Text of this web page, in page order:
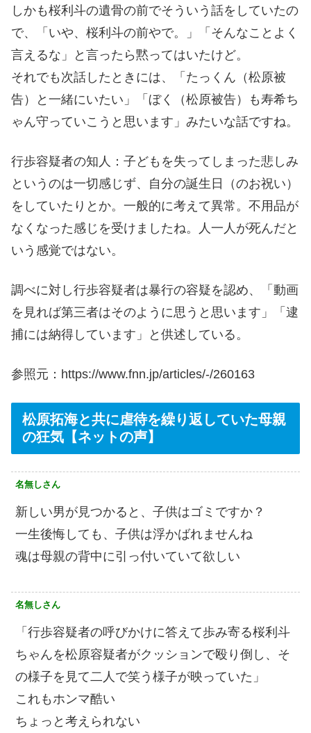
しかも桜利斗の遺骨の前でそういう話をしていたの
で、「いや、桜利斗の前やで。」「そんなことよく
言えるな」と言ったら黙ってはいたけど。
それでも次話したときには、「たっくん（松原被
告）と一緒にいたい」「ぼく（松原被告）も寿希ち
ゃん守っていこうと思います」みたいな話ですね。
行歩容疑者の知人：子どもを失ってしまった悲しみ
というのは一切感じず、自分の誕生日（のお祝い）
をしていたりとか。一般的に考えて異常。不用品が
なくなった感じを受けましたね。人一人が死んだと
いう感覚ではない。
調べに対し行歩容疑者は暴行の容疑を認め、「動画
を見れば第三者はそのように思うと思います」「逮
捕には納得しています」と供述している。
参照元：https://www.fnn.jp/articles/-/260163
松原拓海と共に虐待を繰り返していた母親
の狂気【ネットの声】
名無しさん
新しい男が見つかると、子供はゴミですか？
一生後悔しても、子供は浮かばれませんね
魂は母親の背中に引っ付いていて欲しい
名無しさん
「行歩容疑者の呼びかけに答えて歩み寄る桜利斗
ちゃんを松原容疑者がクッションで殴り倒し、そ
の様子を見て二人で笑う様子が映っていた」
これもホンマ酷い
ちょっと考えられない